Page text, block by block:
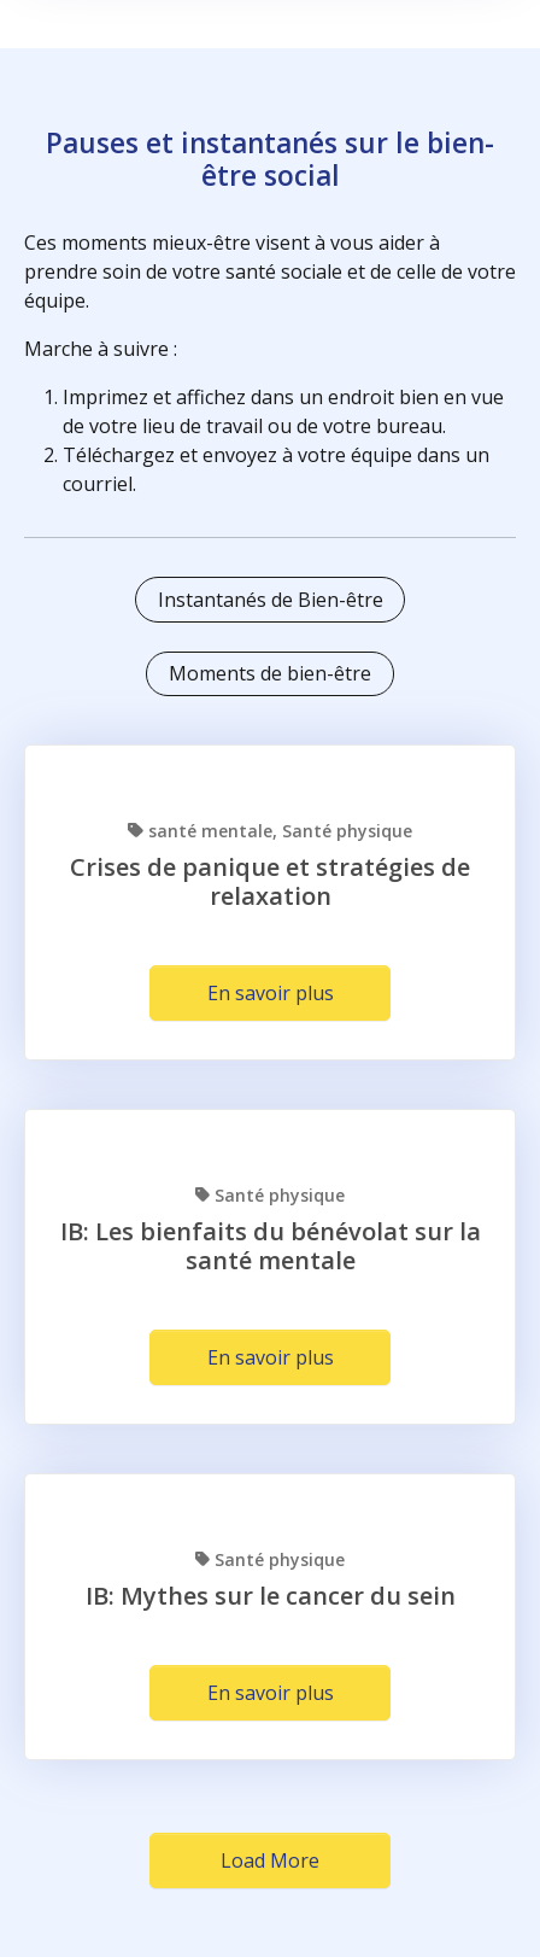
Pauses et instantanés sur le bien-
être social
Ces moments mieux-être visent à vous aider à
prendre soin de votre santé sociale et de celle de votre
équipe.
Marche à suivre :
Imprimez et affichez dans un endroit bien en vue
de votre lieu de travail ou de votre bureau.
Téléchargez et envoyez à votre équipe dans un
courriel.
Instantanés de Bien-être
Moments de bien-être
santé mentale Santé physique
Crises de panique et stratégies de
relaxation
En savoir plus
Santé physique
IB: Les bienfaits du bénévolat sur la
santé mentale
En savoir plus
Santé physique
IB: Mythes sur le cancer du sein
En savoir plus
Load More